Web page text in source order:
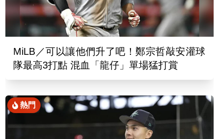
MiLB／可以讓他們升了吧！鄭宗哲敲安灌球
隊最高3打點 混血「龍仔」單場猛打賞
熱門